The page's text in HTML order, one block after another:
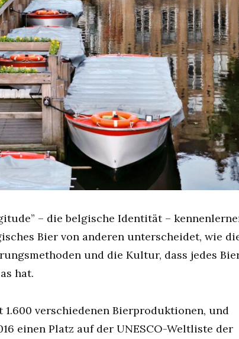
– die belgische Identität –
Bier von anderen unterscheidet, wie
und die Kultur, dass jedes
hat.
verschiedenen Bierproduktionen, und
einen Platz auf der UNESCO-Weltliste der